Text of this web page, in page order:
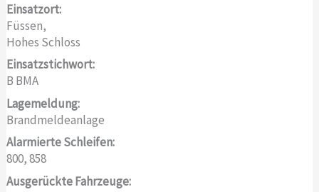
Einsatzort:
Füssen,
Hohes Schloss
Einsatzstichwort:
B BMA
Lagemeldung:
Brandmeldeanlage
Alarmierte Schleifen:
800, 858
Ausgerückte Fahrzeuge: